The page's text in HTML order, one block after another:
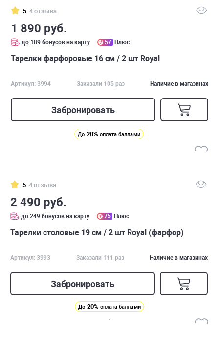
5 4 отзыва
1 890 руб.
до 189 бонусов на карту 57 Плюс
Тарелки фарфоровые 16 см / 2 шт Royal
Артикул: 3994 Заказали 105 раз Наличие в магазинах
Забронировать
До 20% оплата баллами
5 4 отзыва
2 490 руб.
до 249 бонусов на карту 75 Плюс
Тарелки столовые 19 см / 2 шт Royal (фарфор)
Артикул: 3993 Заказали 111 раз Наличие в магазинах
Забронировать
До 20% оплата баллами